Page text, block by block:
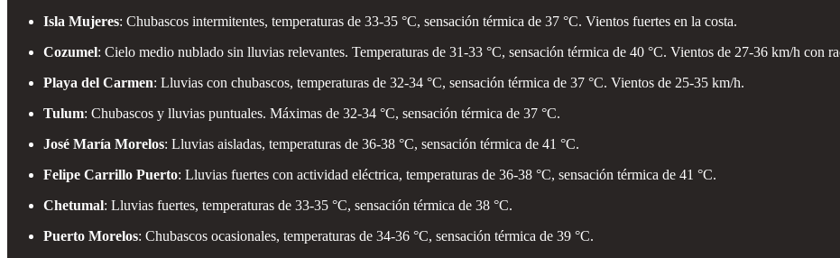
Isla Mujeres: Chubascos intermitentes, temperaturas de 33-35 °C, sensación térmica de 37 °C. Vientos fuertes en la costa.
Cozumel: Cielo medio nublado sin lluvias relevantes. Temperaturas de 31-33 °C, sensación térmica de 40 °C. Vientos de 27-36 km/h con
Playa del Carmen: Lluvias con chubascos, temperaturas de 32-34 °C, sensación térmica de 37 °C. Vientos de 25-35 km/h.
Tulum: Chubascos y lluvias puntuales. Máximas de 32-34 °C, sensación térmica de 37 °C.
José María Morelos: Lluvias aisladas, temperaturas de 36-38 °C, sensación térmica de 41 °C.
Felipe Carrillo Puerto: Lluvias fuertes con actividad eléctrica, temperaturas de 36-38 °C, sensación térmica de 41 °C.
Chetumal: Lluvias fuertes, temperaturas de 33-35 °C, sensación térmica de 38 °C.
Puerto Morelos: Chubascos ocasionales, temperaturas de 34-36 °C, sensación térmica de 39 °C.